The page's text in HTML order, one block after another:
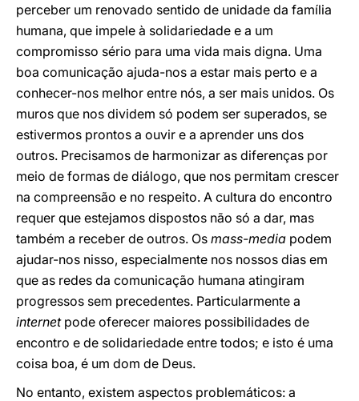
perceber um renovado sentido de unidade da família
humana, que impele à solidariedade e a um
compromisso sério para uma vida mais digna. Uma
boa comunicação ajuda-nos a estar mais perto e a
conhecer-nos melhor entre nós, a ser mais unidos. Os
muros que nos dividem só podem ser superados, se
estivermos prontos a ouvir e a aprender uns dos
outros. Precisamos de harmonizar as diferenças por
meio de formas de diálogo, que nos permitam crescer
na compreensão e no respeito. A cultura do encontro
requer que estejamos dispostos não só a dar, mas
também a receber de outros. Os mass-media podem
ajudar-nos nisso, especialmente nos nossos dias em
que as redes da comunicação humana atingiram
progressos sem precedentes. Particularmente a
internetpode oferecer maiores possibilidades de
encontro e de solidariedade entre todos; e isto é uma
coisa boa, é um dom de Deus.
No entanto, existem aspectos problemáticos: a